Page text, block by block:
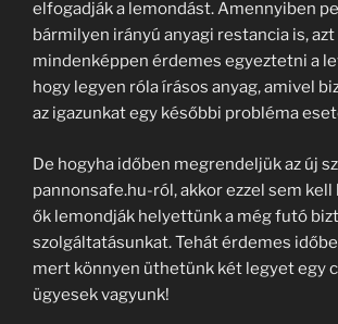
elfogadják a lemondást. Amennyiben
bármilyen irányú anyagi restancia is, azt
mindenképpen érdemes egyeztetni a
hogy legyen róla írásos anyag, amivel
az igazunkat egy későbbi probléma
De hogyha időben megrendeljük az új
pannonsafe.hu-ról, akkor ezzel sem
ők lemondják helyettünk a még futó
szolgáltatásunkat. Tehát érdemes
mert könnyen üthetünk két legyet egy
ügyesek vagyunk!